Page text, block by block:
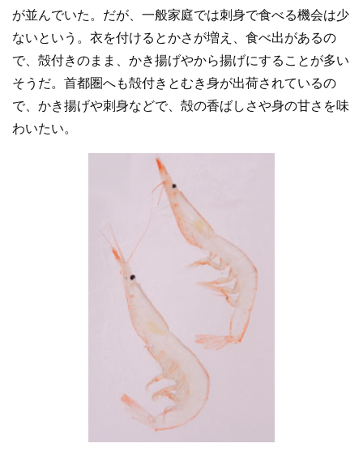
が並んでいた。だが、一般家庭では刺身で食べる機会は少
ないという。衣を付けるとかさが増え、食べ出があるの
で、殻付きのまま、かき揚げやから揚げにすることが多い
そうだ。首都圏へも殻付きとむき身が出荷されているの
で、かき揚げや刺身などで、殻の香ばしさや身の甘さを味
わいたい。